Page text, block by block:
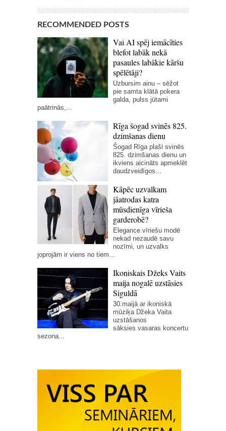
RECOMMENDED POSTS
Vai AI spēj iemācīties
blefot labāk nekā
pasaules labākie kāršu
spēlētāji?
Uzbursim ainu – sēžot
pie samta klātā pokera
galda, pulss jūtami
paātrinās,...
Rīga šogad svinēs 825.
dzimšanas dienu
Šogad Rīga plaši svinēs
825. dzimšanas dienu un
ikviens aicināts apmeklēt
daudzveidīgos...
Kāpēc uzvalkam
jāatrodas katra
mūsdienīga vīrieša
garderobē?
Elegance vīriešu modē
nekad nezaudē savu
nozīmi, un uzvalks
joprojām ir viens no tiem...
Ikoniskais Džeks Vaits
maija nogalē uzstāsies
Siguldā
30.maijā ar ikoniskā
mūziķa Džeka Vaita
uzstāšanos
sāksies vasaras koncertu
sezona...